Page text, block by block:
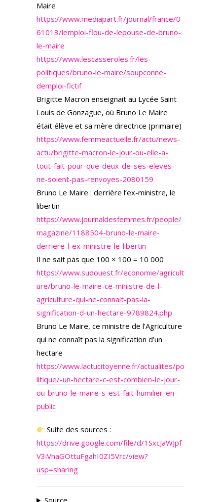
Maire
https://www.mediapart.fr/journal/france/0
61013/lemploi-flou-de-lepouse-de-bruno-
le-maire
https://www.lescasseroles.fr/les-
politiques/bruno-le-maire/soupconne-
demploi-fictif
Brigitte Macron enseignait au Lycée Saint
Louis de Gonzague, où Bruno Le Maire
était élève et sa mère directrice (primaire)
https://www.femmeactuelle.fr/actu/news-
actu/brigitte-macron-le-jour-ou-elle-a-
tout-fait-pour-que-deux-de-ses-eleves-
ne-soient-pas-renvoyes-2080159
Bruno Le Maire : derrière l’ex-ministre, le
libertin
https://www.journaldesfemmes.fr/people/
magazine/1188504-bruno-le-maire-
derriere-l-ex-ministre-le-libertin
Il ne sait pas que 100 × 100 = 10 000
https://www.sudouest.fr/economie/agricult
ure/bruno-le-maire-ce-ministre-de-l-
agriculture-qui-ne-connait-pas-la-
signification-d-un-hectare-9789824.php
Bruno Le Maire, ce ministre de l’Agriculture
qui ne connaît pas la signification d’un
hectare
https://www.lactucitoyenne.fr/actualites/po
litique/-un-hectare-c-est-combien-le-jour-
ou-bruno-le-maire-s-est-fait-humilier-en-
public
Suite des sources :
https://drive.google.com/file/d/1SxcJaWJpf
V3iVnaGOttuFgahI0ZI5Vrc/view?
usp=sharing
Source